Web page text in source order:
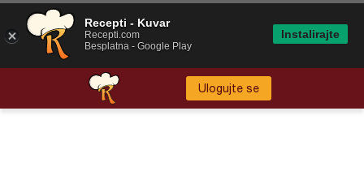
Ulogujte se
Recepti - Kuvar
Recepti.com
Besplatna - Google Play
Instalirajte